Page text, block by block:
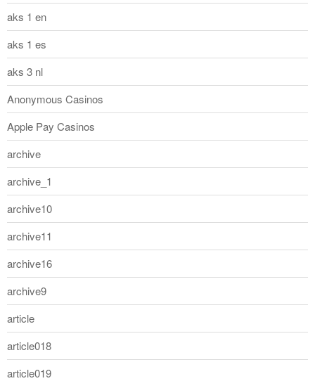
aks 1 en
aks 1 es
aks 3 nl
Anonymous Casinos
Apple Pay Casinos
archive
archive_1
archive10
archive11
archive16
archive9
article
article018
article019